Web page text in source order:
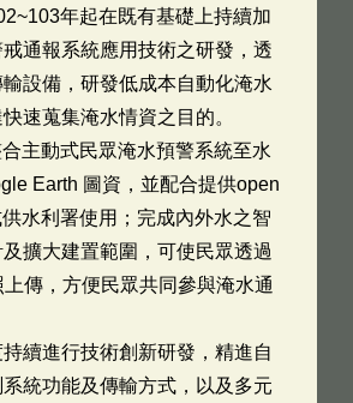
年起在既有基礎上持續加
通報系統應用技術之研發，透
設備，研發低成本自動化淹水
速蒐集淹水情資之目的。
主動式民眾淹水預警系統至水
Earth 圖資，並配合提供open
水利署使用；完成內外水之智
擴大建置範圍，可使民眾透過
傳，方便民眾共同參與淹水通
續進行技術創新研發，精進自
統功能及傳輸方式，以及多元